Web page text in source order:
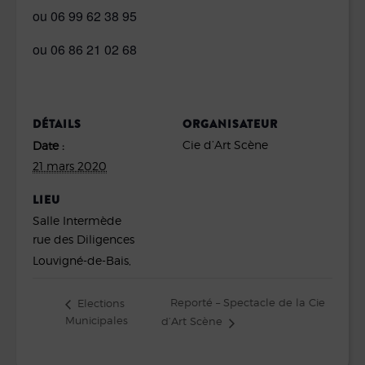
ou 06 99 62 38 95
ou 06 86 21 02 68
DÉTAILS
Date :
21 mars 2020
LIEU
Salle Intermède
rue des Diligences
Louvigné-de-Bais
ORGANISATEUR
Cie d’Art Scène
Elections
Municipales
Reporté – Spectacle de la Cie
d’Art Scène